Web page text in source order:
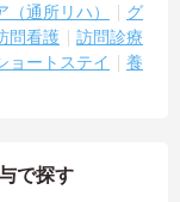
（通所リハ）
グ
問看護
訪問診療
ョートステイ
養
で探す